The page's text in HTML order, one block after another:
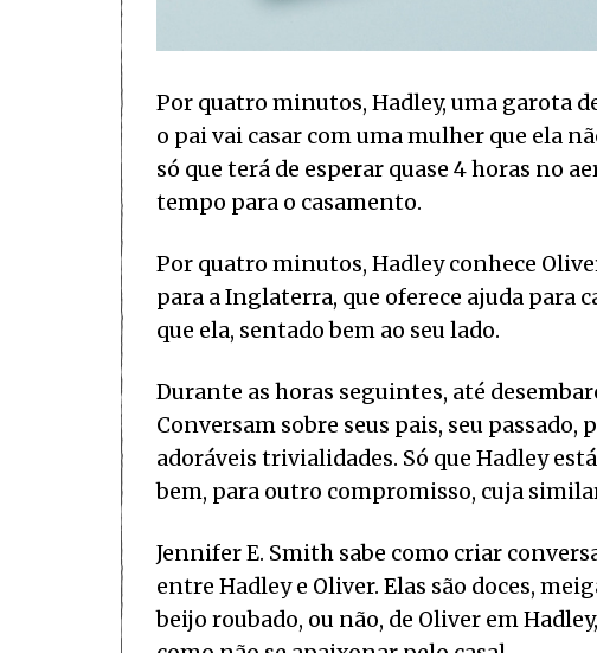
Por quatro minutos, Hadley, uma garota
o pai vai casar com uma mulher que ela
só que terá de esperar quase 4 horas no
tempo para o casamento.
Por quatro minutos, Hadley conhece
para a Inglaterra, que oferece ajuda para
que ela, sentado bem ao seu lado.
Durante as horas seguintes, até
Conversam sobre seus pais, seu
adoráveis trivialidades. Só que Hadley
bem, para outro compromisso, cuja
Jennifer E. Smith sabe como criar
entre Hadley e Oliver. Elas são doces,
beijo roubado, ou não, de Oliver em